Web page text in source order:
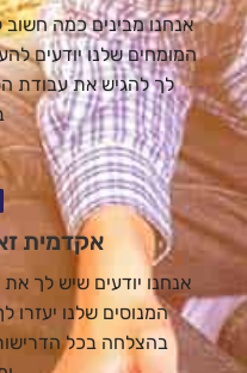
אנחנו מבינים כמה חשוב
המומחים שלנו יודעים
לך להגיש את עבודת
אקדמית
אנחנו יודעים שיש לך
המנוסים שלנו יעזרו
בהצלחה בכל